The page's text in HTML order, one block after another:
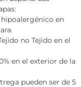
en
no Tejido en el
en el exterior de la
pueden ser de 5